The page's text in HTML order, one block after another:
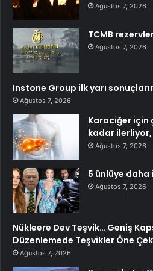
Ağustos 7, 2026
TCMB
Ağustos 7, 2026
Instone Group ilk yarı
Ağustos 7, 2026
Karaciğer için
kadar ilerliyor,
Ağustos 7, 2026
5 ünlüye daha
Ağustos 7, 2026
Nükleere Dev Teşvik… Geniş
Düzenlemede Teşvikler Öne
Ağustos 7, 2026